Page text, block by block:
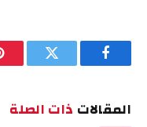
فيسبوك تويتر
المقالات ذات الصلة